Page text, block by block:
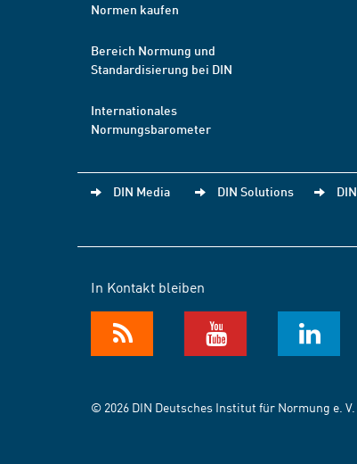
Normen kaufen
Bereich Normung und
Standardisierung bei DIN
Internationales
Normungsbarometer
DIN Media DIN Solutions
In Kontakt bleiben
© 2026 DIN Deutsches Institut für Normung e. V.